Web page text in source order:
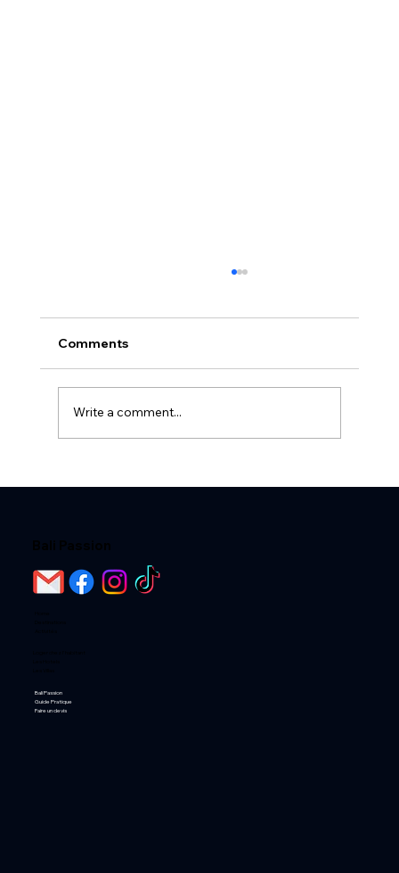
Comments
Write a comment...
Bali Passion
Guide Pratique
Faire un devis